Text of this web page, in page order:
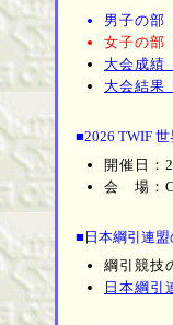
男子の
女子の部
大会成績
大会結果
■2026 TWIF
開催日：
会 場：
■日本綱引連盟
綱引競技
日本綱引